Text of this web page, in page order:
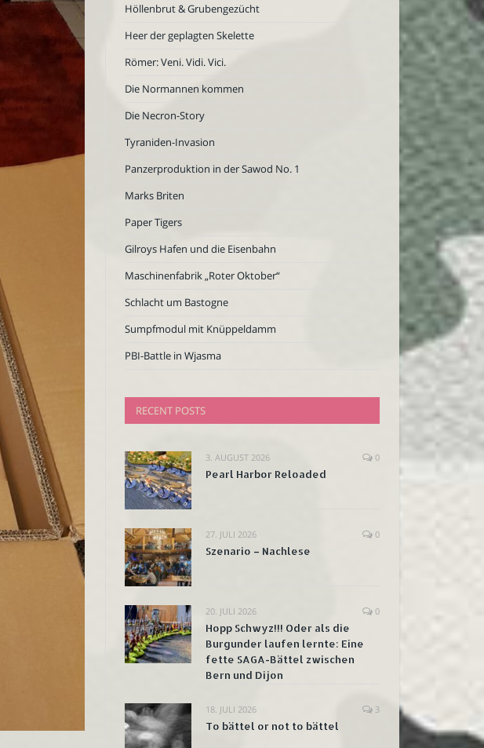
Höllenbrut & Grubengezücht
Heer der geplagten Skelette
Römer: Veni. Vidi. Vici.
Die Normannen kommen
Die Necron-Story
Tyraniden-Invasion
Panzerproduktion in der Sawod No. 1
Marks Briten
Paper Tigers
Gilroys Hafen und die Eisenbahn
Maschinenfabrik „Roter Oktober“
Schlacht um Bastogne
Sumpfmodul mit Knüppeldamm
PBI-Battle in Wjasma
RECENT POSTS
3. AUGUST 2026 0
Pearl Harbor Reloaded
27. JULI 2026 0
Szenario – Nachlese
20. JULI 2026 0
Hopp Schwyz!!! Oder als die
Burgunder laufen lernte: Eine
fette SAGA-Bättel zwischen
Bern und Dijon
18. JULI 2026 3
To bättel or not to bättel